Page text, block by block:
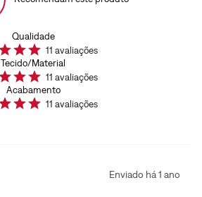
Qualidade
11 avaliações
Tecido/Material
11 avaliações
Acabamento
11 avaliações
Enviado há1 ano